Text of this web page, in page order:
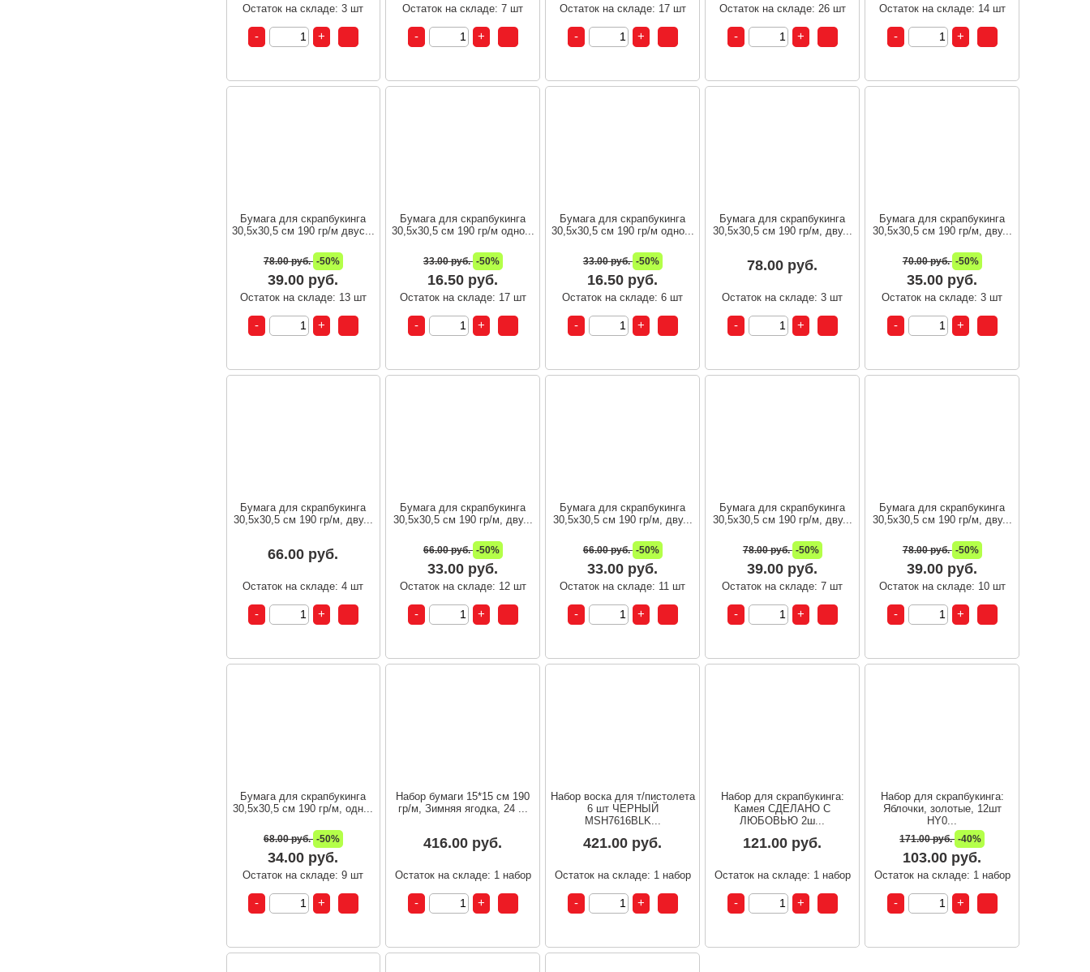
Остаток на складе: 3 шт Остаток на складе: 7 шт Остаток на складе: 17 шт Остаток на складе: 26 шт Остаток на складе: 14 шт
Бумага для скрапбукинга
30,5х30,5 см 190 гр/м двус...
78.00 руб. -50%
39.00 руб.
Остаток на складе: 13 шт
Бумага для скрапбукинга
30,5х30,5 см 190 гр/м одно...
33.00 руб. -50%
16.50 руб.
Остаток на складе: 17 шт
Бумага для скрапбукинга
30,5х30,5 см 190 гр/м одно...
33.00 руб. -50%
16.50 руб.
Остаток на складе: 6 шт
Бумага для скрапбукинга
30,5х30,5 см 190 гр/м, дву...
78.00 руб.
Остаток на складе: 3 шт
Бумага для скрапбукинга
30,5х30,5 см 190 гр/м, дву...
70.00 руб. -50%
35.00 руб.
Остаток на складе: 3 шт
Бумага для скрапбукинга
30,5х30,5 см 190 гр/м, дву...
66.00 руб.
Остаток на складе: 4 шт
Бумага для скрапбукинга
30,5х30,5 см 190 гр/м, дву...
66.00 руб. -50%
33.00 руб.
Остаток на складе: 12 шт
Бумага для скрапбукинга
30,5х30,5 см 190 гр/м, дву...
66.00 руб. -50%
33.00 руб.
Остаток на складе: 11 шт
Бумага для скрапбукинга
30,5х30,5 см 190 гр/м, дву...
78.00 руб. -50%
39.00 руб.
Остаток на складе: 7 шт
Бумага для скрапбукинга
30,5х30,5 см 190 гр/м, дву...
78.00 руб. -50%
39.00 руб.
Остаток на складе: 10 шт
Бумага для скрапбукинга
30,5х30,5 см 190 гр/м, одн...
68.00 руб. -50%
34.00 руб.
Остаток на складе: 9 шт
Набор бумаги 15*15 см 190
гр/м, Зимняя ягодка, 24 ...
416.00 руб.
Остаток на складе: 1 набор
Набор воска для т/пистолета
6 шт ЧЕРНЫЙ
MSH7616BLK...
421.00 руб.
Остаток на складе: 1 набор
Набор для скрапбукинга:
Камея СДЕЛАНО С
ЛЮБОВЬЮ 2ш...
121.00 руб.
Остаток на складе: 1 набор
Набор для скрапбукинга:
Яблочки, золотые, 12шт
HY0...
171.00 руб. -40%
103.00 руб.
Остаток на складе: 1 набор